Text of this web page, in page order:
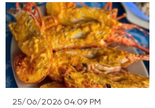
biển này.
25/06/2026 04:09 PM